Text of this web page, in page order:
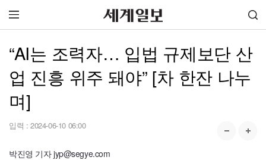
“AI는 조력자… 입법 규제보단 산
업 진흥 위주 돼야” [차 한잔 나누
며]
입력 : 2024-06-10 06:00
박진영 기자 jyp@segye.com